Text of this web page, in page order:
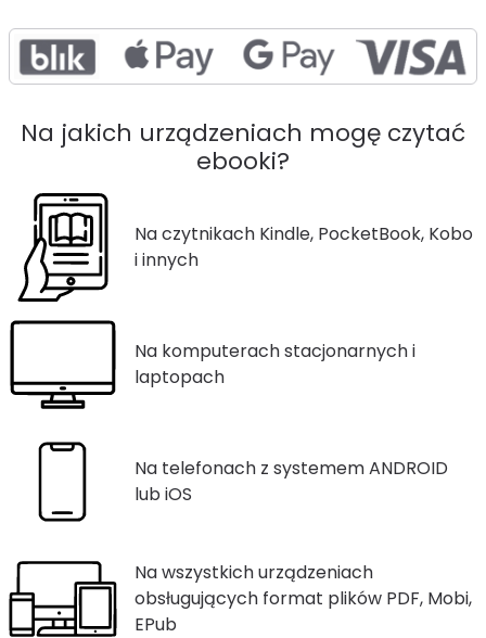
Na jakich urządzeniach mogę czytać
ebooki?
Na czytnikach Kindle, PocketBook, Kobo
i innych
Na komputerach stacjonarnych i
laptopach
Na telefonach z systemem ANDROID
lub iOS
Na wszystkich urządzeniach
obsługujących format plików PDF, Mobi,
EPub